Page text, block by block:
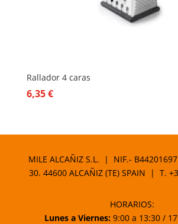
Rallador 4 caras
6,35€
MILE ALCAÑIZ S.L. | NIF.-
30. 44600 ALCAÑIZ (TE) SPAIN | T.
HORARIOS:
Lunes a Viernes: 9:00 a 13:30 /